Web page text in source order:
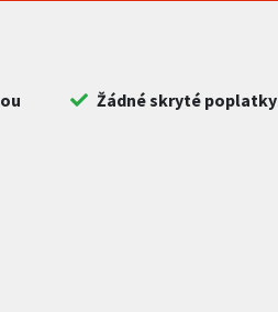
Žádné skryté poplatky